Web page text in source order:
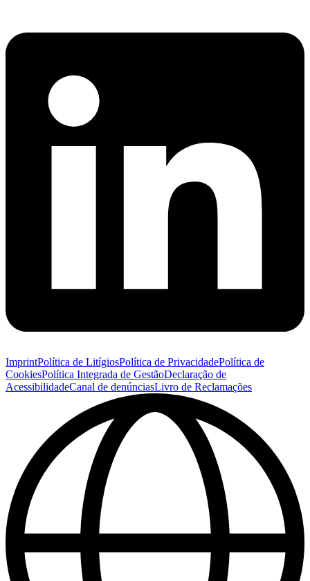
ImprintPolítica de LitígiosPolítica de PrivacidadePolítica de
CookiesPolítica Integrada de GestãoDeclaração de
AcessibilidadeCanal de denúnciasLivro de Reclamações